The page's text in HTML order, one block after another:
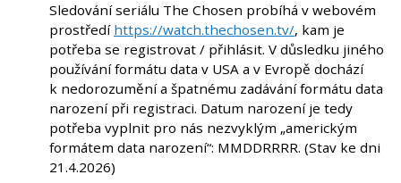
Sledování seriálu The Chosen probíhá v webovém
prostředí https://watch.thechosen.tv/, kam je
potřeba se registrovat / přihlásit. V důsledku jiného
používání formátu data v USA a v Evropě dochází
k nedorozumění a špatnému zadávání formátu data
narození při registraci. Datum narození je tedy
potřeba vyplnit pro nás nezvyklým „americkým
formátem data narození“: MMDDRRRR. (Stav ke dni
21.4.2026)